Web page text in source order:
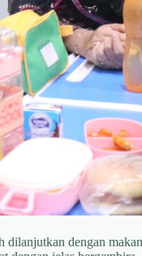
dengan